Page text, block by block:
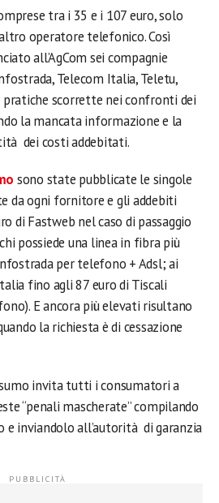
tra i 35 e i 107 euro, solo
operatore telefonico. Così
all’AgCom sei compagnie
Telecom Italia, Teletu,
scorrette nei confronti dei
la mancata informazione e la
dei costi addebitati.
sono state pubblicate le singole
da ogni fornitore e gli addebiti
di Fastweb nel caso di passaggio
possiede una linea in fibra più
per telefono + Adsl; ai
fino agli 87 euro di Tiscali
E ancora più elevati risultano
la richiesta è di cessazione
invita tutti i consumatori a
“penali mascherate” compilando
inviandolo all’autorità di garanzia